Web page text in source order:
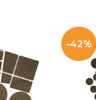
-42%